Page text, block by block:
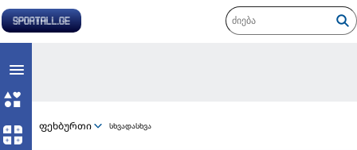
ფეხბურთი სხვადასხვა